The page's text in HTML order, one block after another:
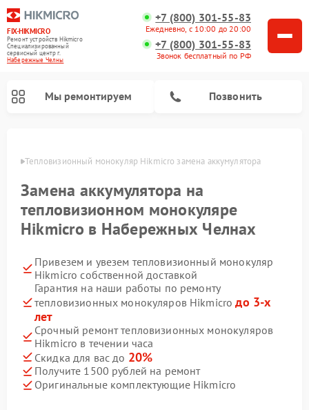
FIX-HIKMICRO
Ремонт устройств Hikmicro
Специализированный
cервисный центр г.
Набережные Челны
+7 (800) 301-55-83
Ежедневно, с 10:00 до 20:00
+7 (800) 301-55-83
Звонок бесплатный по РФ
Мы ремонтируем Позвонить
Тепловизионный монокуляр Hikmicro замена аккумулятора
Замена аккумулятора на
тепловизионном монокуляре
Hikmicro в Набережных Челнах
Привезем и увезем тепловизионный монокуляр
Hikmicro собственной доставкой
Гарантия на наши работы по ремонту
тепловизионных монокуляров Hikmicroдо 3-х
лет
Срочный ремонт тепловизионных монокуляров
Hikmicro в течении часа
Скидка для вас до 20%
Получите 1500 рублей на ремонт
Оригинальные комплектующие Hikmicro